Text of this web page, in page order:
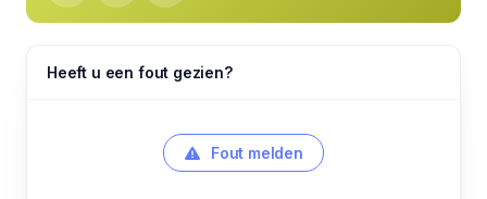
Heeft u een fout gezien?
Fout melden